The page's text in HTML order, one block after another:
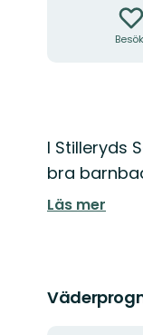
Beskrivning
I Stilleryds
bra
Läs mer